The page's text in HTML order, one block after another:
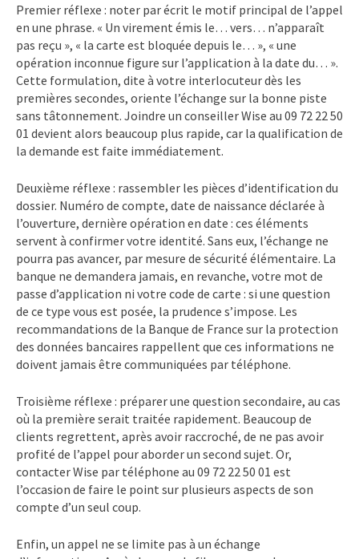
Premier réflexe : noter par écrit le motif principal de l’appel
en une phrase. « Un virement émis le… vers… n’apparaît
pas reçu », « la carte est bloquée depuis le… », « une
opération inconnue figure sur l’application à la date du… ».
Cette formulation, dite à votre interlocuteur dès les
premières secondes, oriente l’échange sur la bonne piste
sans tâtonnement. Joindre un conseiller Wise au 09 72 22 50
01 devient alors beaucoup plus rapide, car la qualification de
la demande est faite immédiatement.
Deuxième réflexe : rassembler les pièces d’identification du
dossier. Numéro de compte, date de naissance déclarée à
l’ouverture, dernière opération en date : ces éléments
servent à confirmer votre identité. Sans eux, l’échange ne
pourra pas avancer, par mesure de sécurité élémentaire. La
banque ne demandera jamais, en revanche, votre mot de
passe d’application ni votre code de carte : si une question
de ce type vous est posée, la prudence s’impose. Les
recommandations de la Banque de France sur la protection
des données bancaires rappellent que ces informations ne
doivent jamais être communiquées par téléphone.
Troisième réflexe : préparer une question secondaire, au cas
où la première serait traitée rapidement. Beaucoup de
clients regrettent, après avoir raccroché, de ne pas avoir
profité de l’appel pour aborder un second sujet. Or,
contacter Wise par téléphone au 09 72 22 50 01 est
l’occasion de faire le point sur plusieurs aspects de son
compte d’un seul coup.
Enfin, un appel ne se limite pas à un échange